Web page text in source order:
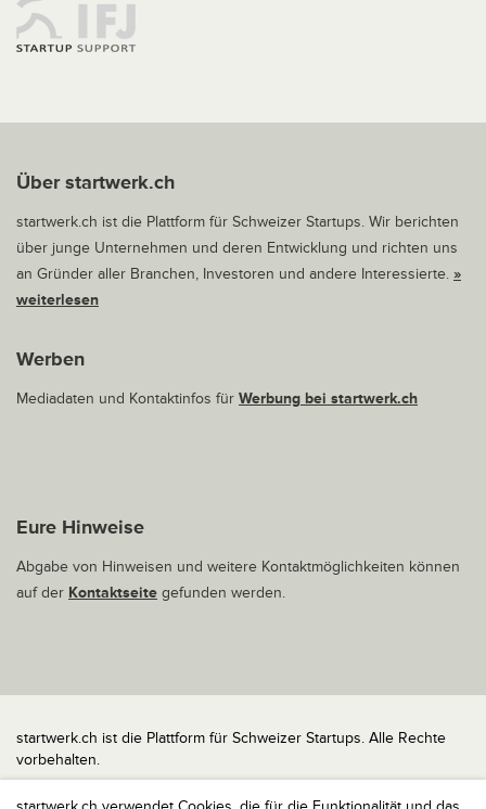
Über startwerk.ch
startwerk.ch ist die Plattform für Schweizer Startups. Wir berichten
über junge Unternehmen und deren Entwicklung und richten uns
an Gründer aller Branchen, Investoren und andere Interessierte. »
weiterlesen
Werben
Mediadaten und Kontaktinfos für Werbung bei startwerk.ch
Eure Hinweise
Abgabe von Hinweisen und weitere Kontaktmöglichkeiten können
auf der Kontaktseite gefunden werden.
startwerk.ch ist die Plattform für Schweizer Startups. Alle Rechte
vorbehalten.
Impressum